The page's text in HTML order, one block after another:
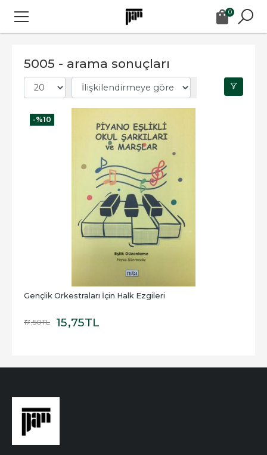
0
5005 - arama sonuçları
-%10
Gençlik Orkestraları İçin Halk Ezgileri
17,50TL 15,75TL